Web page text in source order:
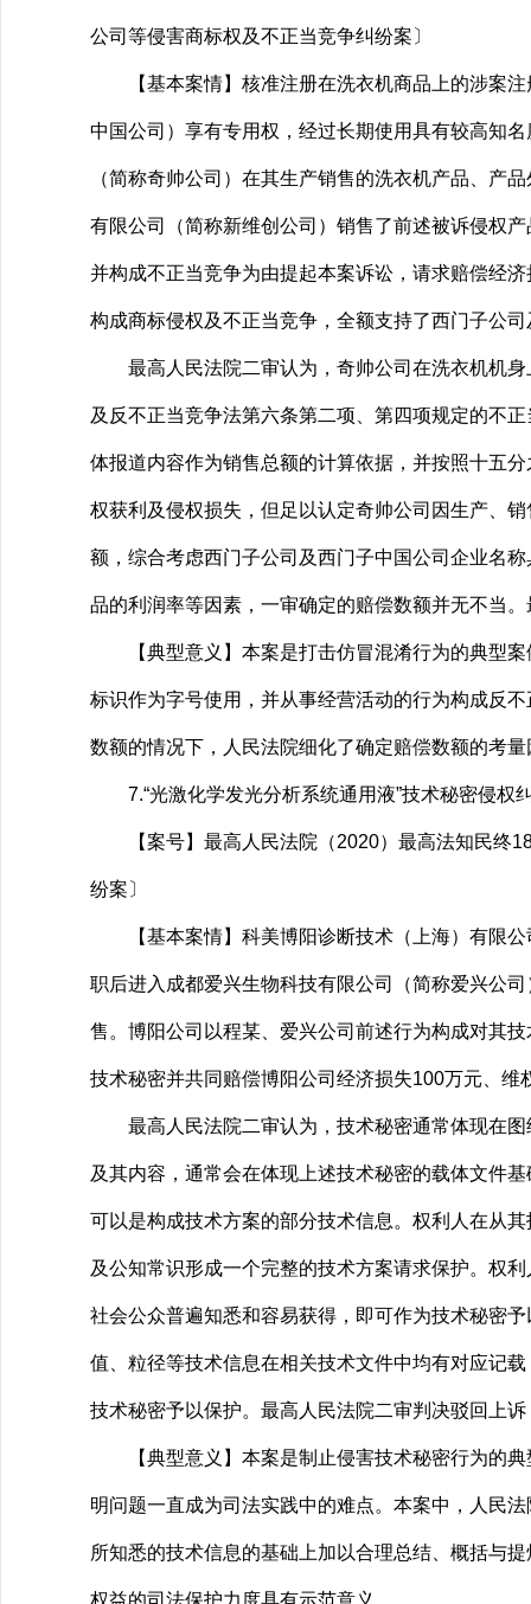
公司等侵害商标权及不正当竞争纠纷案〕
【基本案情】核准注册在洗衣机商品上的涉案注
中国公司）享有专用权，经过长期使用具有较高知
（简称奇帅公司）在其生产销售的洗衣机产品、产
有限公司（简称新维创公司）销售了前述被诉侵权
并构成不正当竞争为由提起本案诉讼，请求赔偿经
构成商标侵权及不正当竞争，全额支持了西门子公
最高人民法院二审认为，奇帅公司在洗衣机机身
及反不正当竞争法第六条第二项、第四项规定的不
体报道内容作为销售总额的计算依据，并按照十五
权获利及侵权损失，但足以认定奇帅公司因生产、
额，综合考虑西门子公司及西门子中国公司企业名
品的利润率等因素，一审确定的赔偿数额并无不当
【典型意义】本案是打击仿冒混淆行为的典型案
标识作为字号使用，并从事经营活动的行为构成反
数额的情况下，人民法院细化了确定赔偿数额的考
7.“光激化学发光分析系统通用液”技术秘密侵权
【案号】最高人民法院（2020）最高法知民终
纷案〕
【基本案情】科美博阳诊断技术（上海）有限公
职后进入成都爱兴生物科技有限公司（简称爱兴公
售。博阳公司以程某、爱兴公司前述行为构成对其
技术秘密并共同赔偿博阳公司经济损失100万元、
最高人民法院二审认为，技术秘密通常体现在图
及其内容，通常会在体现上述技术秘密的载体文件
可以是构成技术方案的部分技术信息。权利人在从
及公知常识形成一个完整的技术方案请求保护。权
社会公众普遍知悉和容易获得，即可作为技术秘密
值、粒径等技术信息在相关技术文件中均有对应记
技术秘密予以保护。最高人民法院二审判决驳回上
【典型意义】本案是制止侵害技术秘密行为的典
明问题一直成为司法实践中的难点。本案中，人民
所知悉的技术信息的基础上加以合理总结、概括与
权益的司法保护力度具有示范意义。